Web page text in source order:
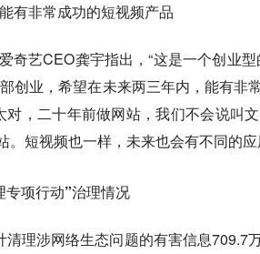
有非常成功的短视频产品
奇艺CEO龚宇指出，“这是一个创业
创业，希望在未来两三年内，能有非
对，二十年前做网站，我们不会说叫
短视频也一样，未来也会有不同的应
专项行动”治理情况
理涉网络生态问题的有害信息709.7